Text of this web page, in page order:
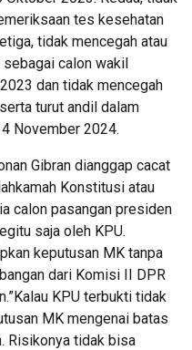
tes kesehatan
tidak mencegah atau
sebagai calon wakil
dan tidak mencegah
turut andil dalam
November 2024.
Gibran dianggap cacat
Konstitusi atau
calon pasangan presiden
saja oleh KPU.
keputusan MK tanpa
dari Komisi II DPR
KPU terbukti tidak
MK mengenai batas
Risikonya tidak bisa